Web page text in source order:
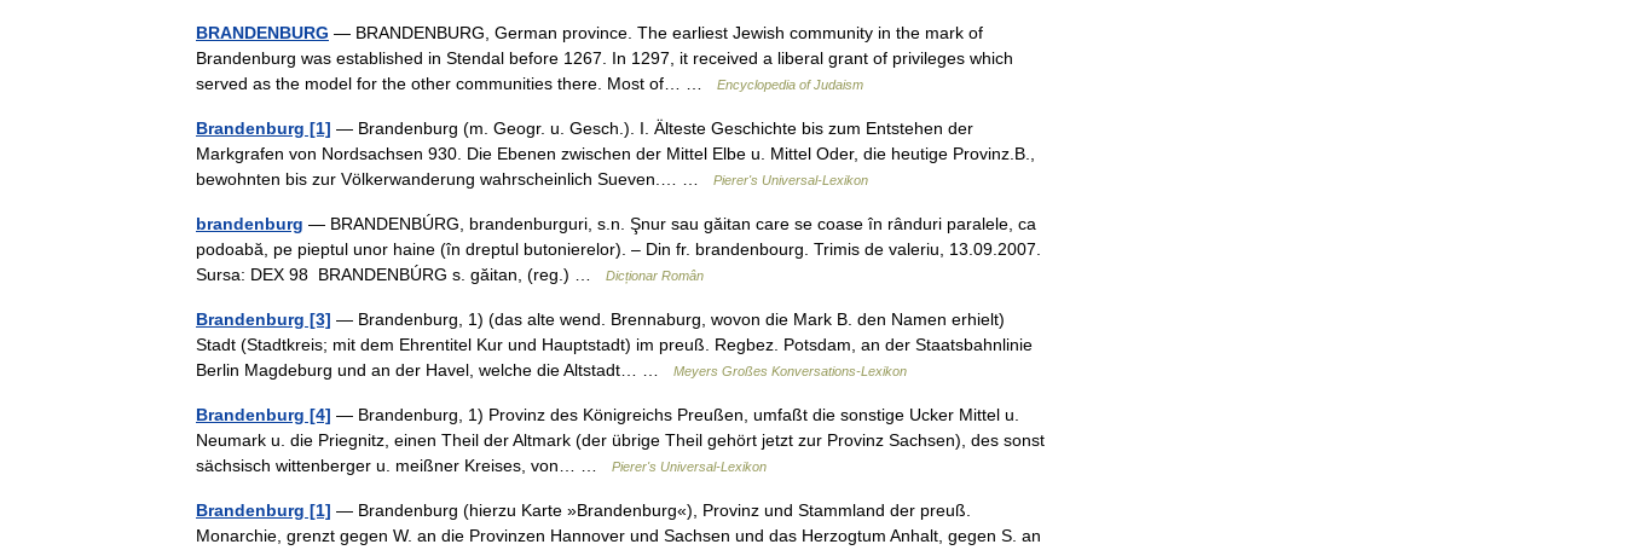
BRANDENBURG — BRANDENBURG, German province. The earliest Jewish community in the mark of
Brandenburg was established in Stendal before 1267. In 1297, it received a liberal grant of privileges which
served as the model for the other communities there. Most of… …
Encyclopedia of Judaism
Brandenburg [1] — Brandenburg (m. Geogr. u. Gesch.). I. Älteste Geschichte bis zum Entstehen der
Markgrafen von Nordsachsen 930. Die Ebenen zwischen der Mittel Elbe u. Mittel Oder, die heutige Provinz.B.,
bewohnten bis zur Völkerwanderung wahrscheinlich Sueven.… …
Pierer's Universal-Lexikon
brandenburg — BRANDENBÚRG, brandenburguri, s.n. Şnur sau găitan care se coase în rânduri paralele, ca
podoabă, pe pieptul unor haine (în dreptul butonierelor). – Din fr. brandenbourg. Trimis de valeriu, 13.09.2007.
Sursa: DEX 98 BRANDENBÚRG s. găitan, (reg.) …
Dicționar Român
Brandenburg [3] — Brandenburg, 1) (das alte wend. Brennaburg, wovon die Mark B. den Namen erhielt)
Stadt (Stadtkreis; mit dem Ehrentitel Kur und Hauptstadt) im preuß. Regbez. Potsdam, an der Staatsbahnlinie
Berlin Magdeburg und an der Havel, welche die Altstadt… …
Meyers Großes Konversations-Lexikon
Brandenburg [4] — Brandenburg, 1) Provinz des Königreichs Preußen, umfaßt die sonstige Ucker Mittel u.
Neumark u. die Priegnitz, einen Theil der Altmark (der übrige Theil gehört jetzt zur Provinz Sachsen), des sonst
sächsisch wittenberger u. meißner Kreises, von… …
Pierer's Universal-Lexikon
Brandenburg [1] — Brandenburg (hierzu Karte »Brandenburg«), Provinz und Stammland der preuß.
Monarchie, grenzt gegen W. an die Provinzen Hannover und Sachsen und das Herzogtum Anhalt, gegen S. an